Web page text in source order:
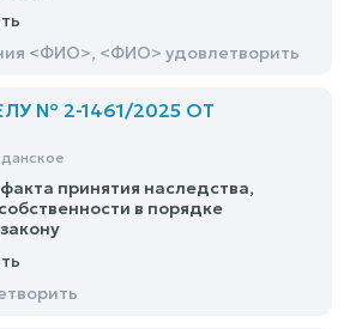
<ФИО>, <ФИО> удовлетворить
№ 2-1461/2025 ОТ
принятия наследства,
в порядке